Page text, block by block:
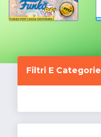
Filtri E Categorie